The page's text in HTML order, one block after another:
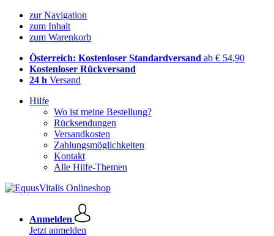
zur Navigation
zum Inhalt
zum Warenkorb
Österreich: Kostenloser Standardversand ab € 54,90
Kostenloser Rückversand
24 h Versand
Hilfe
Wo ist meine Bestellung?
Rücksendungen
Versandkosten
Zahlungsmöglichkeiten
Kontakt
Alle Hilfe-Themen
Anmelden
Jetzt anmelden